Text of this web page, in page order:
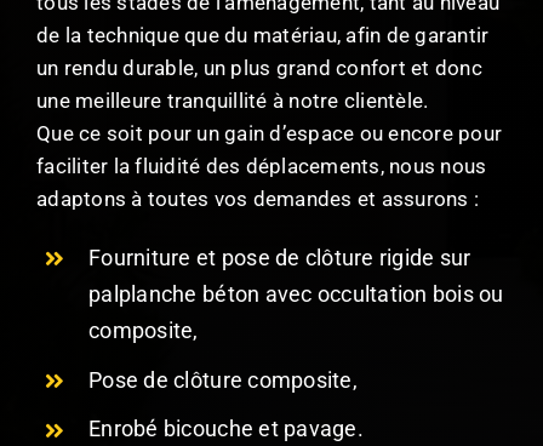
de la technique que du matériau, afin de garantir
un rendu durable, un plus grand confort et donc
une meilleure tranquillité à notre clientèle.
Que ce soit pour un gain d’espace ou encore pour
faciliter la fluidité des déplacements, nous nous
adaptons à toutes vos demandes et assurons :
Fourniture et pose de clôture rigide sur
palplanche béton avec occultation bois ou
composite,
Pose de clôture composite,
Enrobé bicouche et pavage.